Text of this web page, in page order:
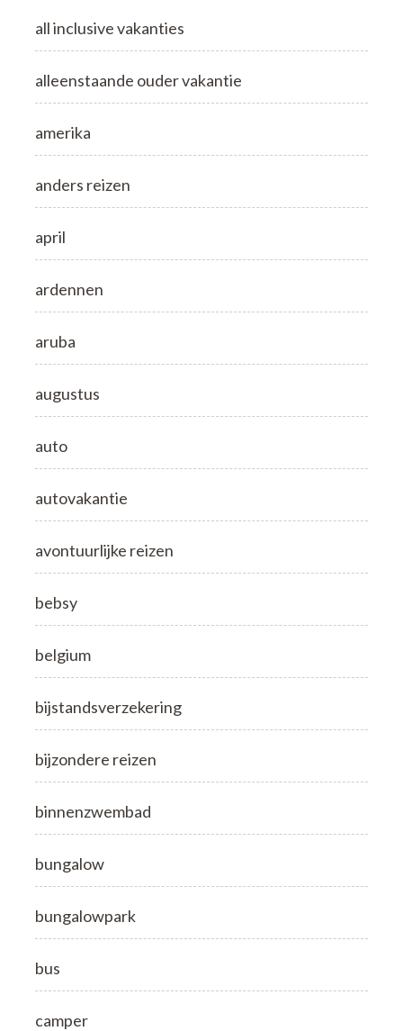
all inclusive vakanties
alleenstaande ouder vakantie
amerika
anders reizen
april
ardennen
aruba
augustus
auto
autovakantie
avontuurlijke reizen
bebsy
belgium
bijstandsverzekering
bijzondere reizen
binnenzwembad
bungalow
bungalowpark
bus
camper